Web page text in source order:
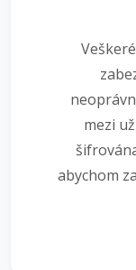
mezi
abychom